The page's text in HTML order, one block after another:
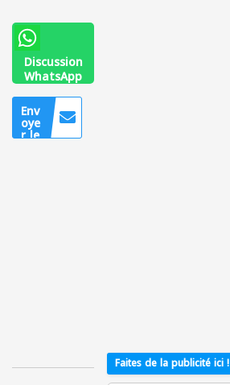
Discussion
WhatsApp
0566271314
Env
oye
r le
Faites de la publicité ici !